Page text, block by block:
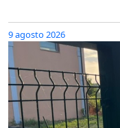
9 agosto 2026